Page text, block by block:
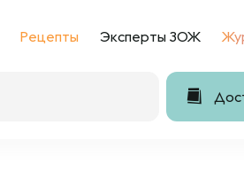
Рецепты Эксперты ЗОЖ